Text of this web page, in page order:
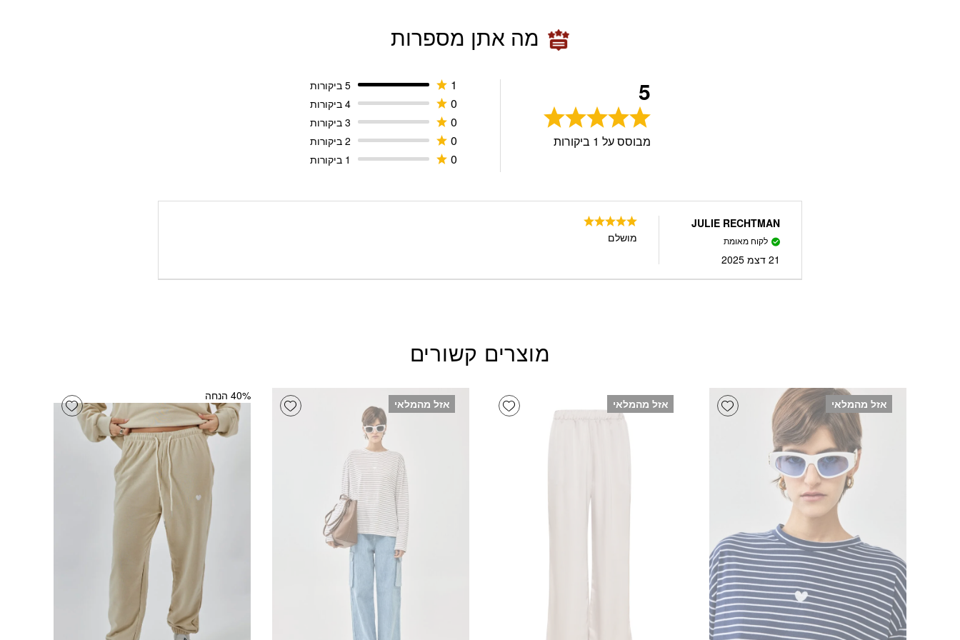
מה אתן מספרות
5
מבוסס על 1 ביקורות
1 5 ביקורות
0 4 ביקורות
0 3 ביקורות
0 2 ביקורות
0 1 ביקורות
JULIE RECHTMAN
לקוח מאומת
21 דצמ 2025
מושלם
מוצרים קשורים
Add wishlist אזל מהמלאי Add wishlist אזל מהמלאי Add wishlist אזל מהמלאי Add wishlist ‫40% הנחה